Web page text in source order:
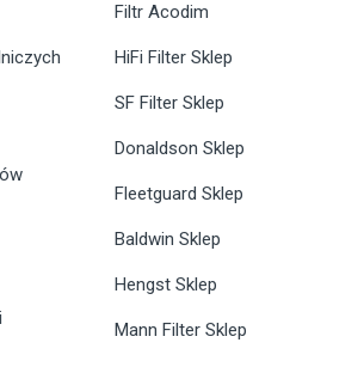
Filtr Acodim
HiFi Filter Sklep
SF Filter Sklep
Donaldson Sklep
Fleetguard Sklep
Baldwin Sklep
Hengst Sklep
Mann Filter Sklep